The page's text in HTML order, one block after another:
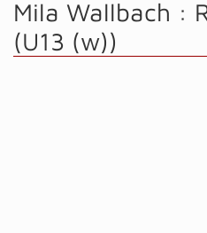
Mila Wallbach :
(U13 (w))